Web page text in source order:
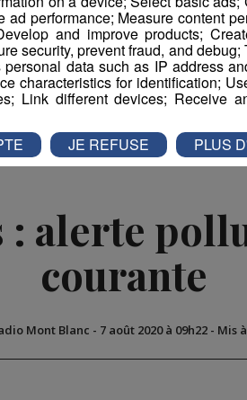
Partager sur Twitter
: alerte
courante
Mont Blanc - 7 août 2020 à 09h22- Mis
performance; Measure content
and improve products;
security, prevent fraud, and
data such as IP address
characteristics for identification;
Link different devices; Receive
JE REFUSE PLUS